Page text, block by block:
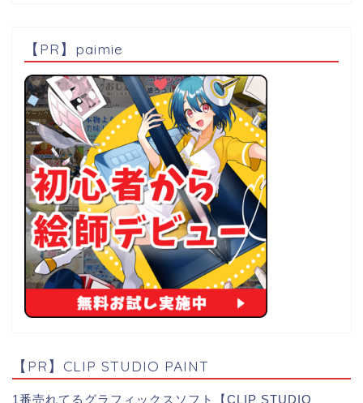
【PR】paimie
【PR】CLIP STUDIO PAINT
1番売れてるグラフィックスソフト【CLIP STUDIO